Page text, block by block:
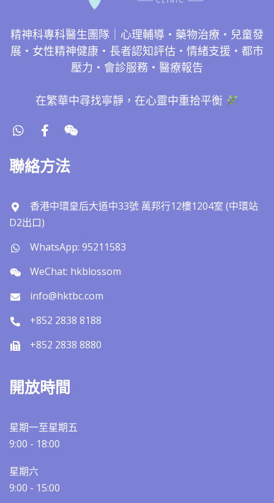
精神科專科醫生團隊｜心理輔導・藥物治療・兒童發
展・女性精神健康・長者認知評估・情緒支援・都市
壓力・會診服務・醫療報告
在繁華中尋找寧靜，在心靈中重拾平衡
聯絡方法
香港中環皇后大道中33號 萬邦行12樓1204室 (中環站
D2出口)
WhatsApp: 95211583
WeChat: hkblossom
info@hktbc.com
+852 2838 8188
+852 2838 8880
開放時間
星期一至星期五
9:00 - 18:00
星期六
9:00 - 15:00